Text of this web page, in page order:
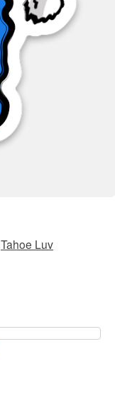
Tahoe Luv